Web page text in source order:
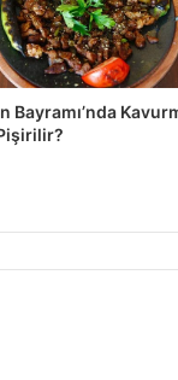
Bayramı’nda